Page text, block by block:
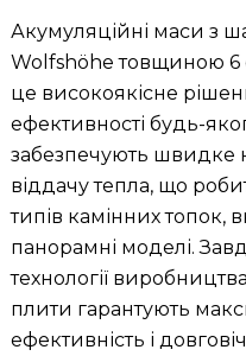
Акумуляційні маси з
Wolfshöhe товщиною 6
це високоякісне
ефективності будь-
забезпечують швидке
віддачу тепла, що
типів камінних топок,
панорамні моделі.
технології
плити гарантують
ефективність і